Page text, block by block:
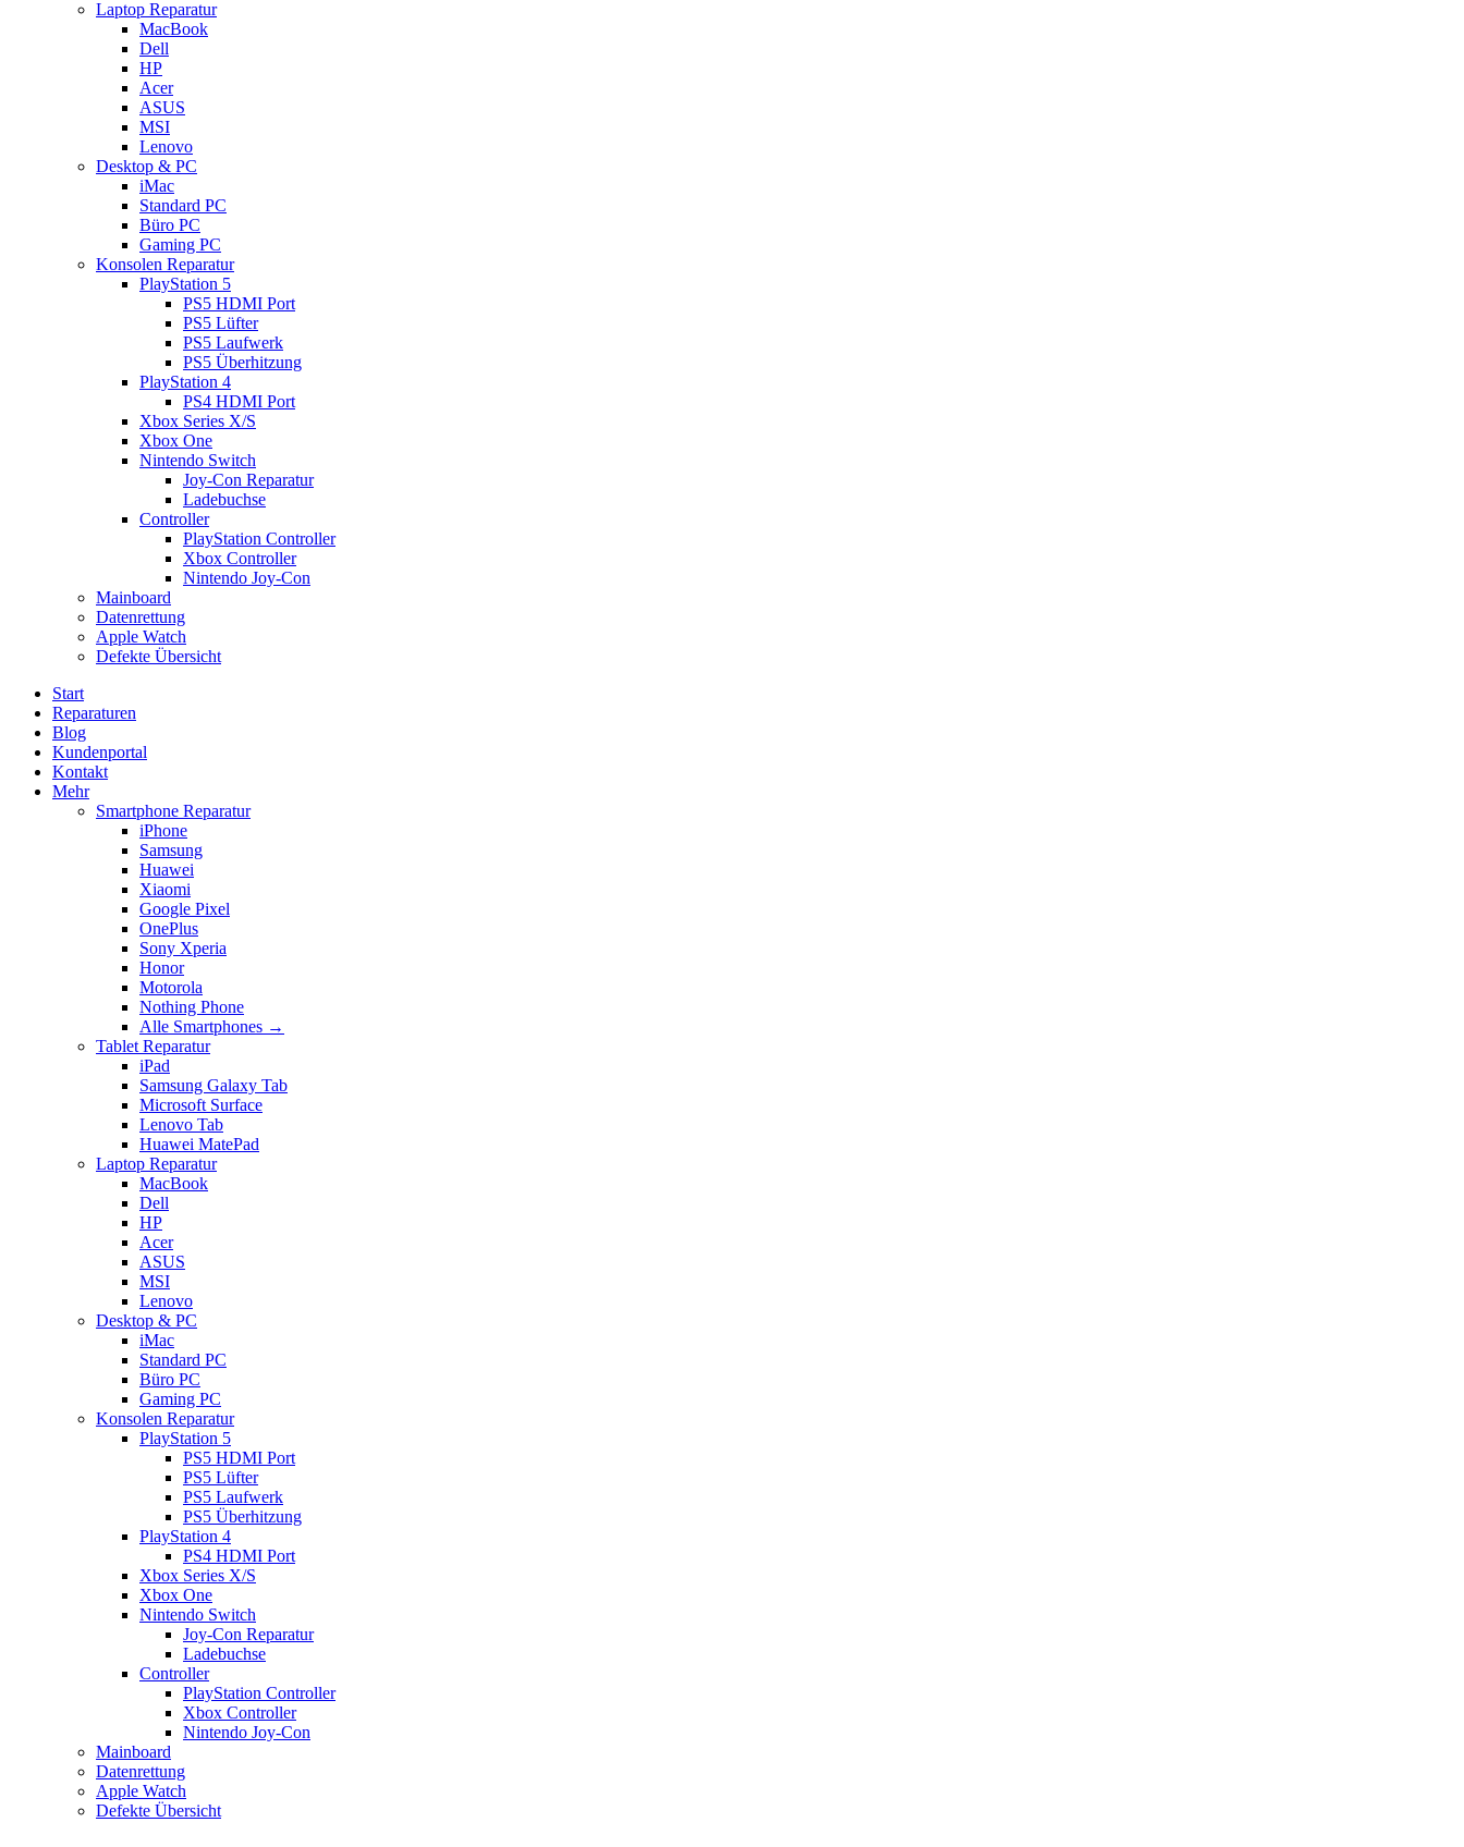
Laptop Reparatur
MacBook
Dell
HP
Acer
ASUS
MSI
Lenovo
Desktop & PC
iMac
Standard PC
Büro PC
Gaming PC
Konsolen Reparatur
PlayStation 5
PS5 HDMI Port
PS5 Lüfter
PS5 Laufwerk
PS5 Überhitzung
PlayStation 4
PS4 HDMI Port
Xbox Series X/S
Xbox One
Nintendo Switch
Joy-Con Reparatur
Ladebuchse
Controller
PlayStation Controller
Xbox Controller
Nintendo Joy-Con
Mainboard
Datenrettung
Apple Watch
Defekte Übersicht
Start
Reparaturen
Blog
Kundenportal
Kontakt
Mehr
Smartphone Reparatur
iPhone
Samsung
Huawei
Xiaomi
Google Pixel
OnePlus
Sony Xperia
Honor
Motorola
Nothing Phone
Alle Smartphones →
Tablet Reparatur
iPad
Samsung Galaxy Tab
Microsoft Surface
Lenovo Tab
Huawei MatePad
Laptop Reparatur
MacBook
Dell
HP
Acer
ASUS
MSI
Lenovo
Desktop & PC
iMac
Standard PC
Büro PC
Gaming PC
Konsolen Reparatur
PlayStation 5
PS5 HDMI Port
PS5 Lüfter
PS5 Laufwerk
PS5 Überhitzung
PlayStation 4
PS4 HDMI Port
Xbox Series X/S
Xbox One
Nintendo Switch
Joy-Con Reparatur
Ladebuchse
Controller
PlayStation Controller
Xbox Controller
Nintendo Joy-Con
Mainboard
Datenrettung
Apple Watch
Defekte Übersicht